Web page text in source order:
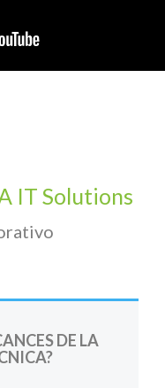
IT Solutions
DE LA